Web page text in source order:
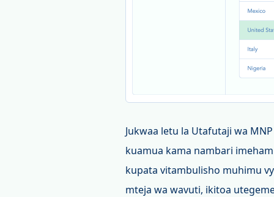
Jukwaa letu la Utafutaji wa
kuamua kama nambari
kupata vitambulisho muhimu
mteja wa wavuti, ikitoa